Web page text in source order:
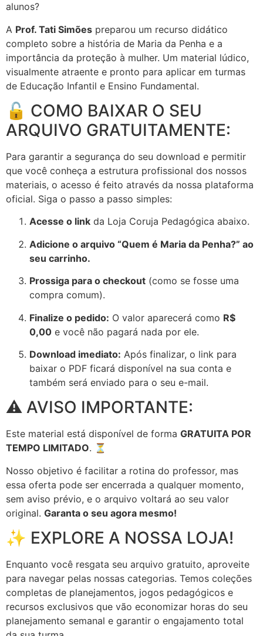
alunos?
A Prof. Tati Simões preparou um recurso didático
completo sobre a história de Maria da Penha e a
importância da proteção à mulher. Um material lúdico,
visualmente atraente e pronto para aplicar em turmas
de Educação Infantil e Ensino Fundamental.
🔓 COMO BAIXAR O SEU
ARQUIVO GRATUITAMENTE:
Para garantir a segurança do seu download e permitir
que você conheça a estrutura profissional dos nossos
materiais, o acesso é feito através da nossa plataforma
oficial. Siga o passo a passo simples:
Acesse o link da Loja Coruja Pedagógica abaixo.
Adicione o arquivo “Quem é Maria da Penha?” ao
seu carrinho.
Prossiga para o checkout (como se fosse uma
compra comum).
Finalize o pedido: O valor aparecerá como R$
0,00 e você não pagará nada por ele.
Download imediato: Após finalizar, o link para
baixar o PDF ficará disponível na sua conta e
também será enviado para o seu e-mail.
⚠️ AVISO IMPORTANTE:
Este material está disponível de forma GRATUITA POR
TEMPO LIMITADO. ⏳
Nosso objetivo é facilitar a rotina do professor, mas
essa oferta pode ser encerrada a qualquer momento,
sem aviso prévio, e o arquivo voltará ao seu valor
original. Garanta o seu agora mesmo!
✨ EXPLORE A NOSSA LOJA!
Enquanto você resgata seu arquivo gratuito, aproveite
para navegar pelas nossas categorias. Temos coleções
completas de planejamentos, jogos pedagógicos e
recursos exclusivos que vão economizar horas do seu
planejamento semanal e garantir o engajamento total